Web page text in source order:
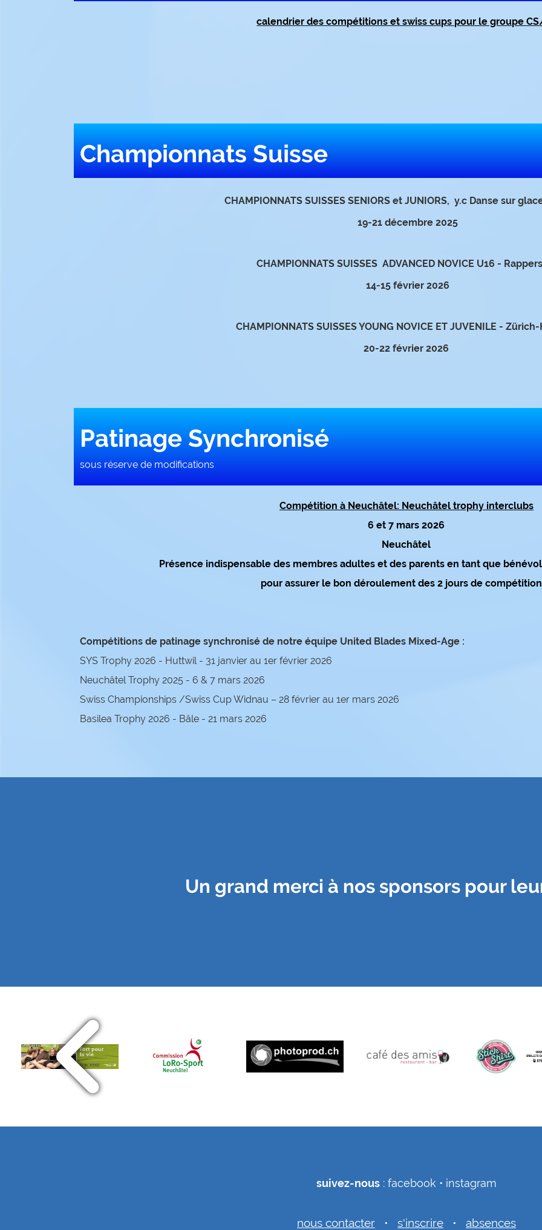
calendrier des compétitions et swiss cups pour le groupe
Championnats Suisse
CHAMPIONNATS SUISSES SENIORS et JUNIORS, y.c Danse sur
19-21 décembre 2025
CHAMPIONNATS SUISSES ADVANCED NOVICE U16 -
14-15 février 2026
CHAMPIONNATS SUISSES YOUNG NOVICE ET JUVENILE -
20-22 février 2026
Patinage Synchronisé
sous réserve de modifications
Compétition à Neuchâtel: Neuchâtel trophy interclubs
6 et 7 mars 2026
Neuchâtel
Présence indispensable des membres adultes et des parents en tant que
pour assurer le bon déroulement des 2 jours de
Compétitions de patinage synchronisé de notre équipe United Blades Mixed-Age :
SYS Trophy 2026 - Huttwil - 31 janvier au 1er février 2026
Neuchâtel Trophy 2025 - 6 & 7 mars 2026
Swiss Championships /Swiss Cup Widnau – 28 février au 1er mars 2026
Basilea Trophy 2026 - Bâle - 21 mars 2026
Un grand merci à nos sponsors pour
suivez-nous: facebook • instagram
nous contacter• s'inscrire• absences